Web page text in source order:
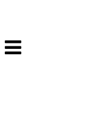
Veksle
navigasjon